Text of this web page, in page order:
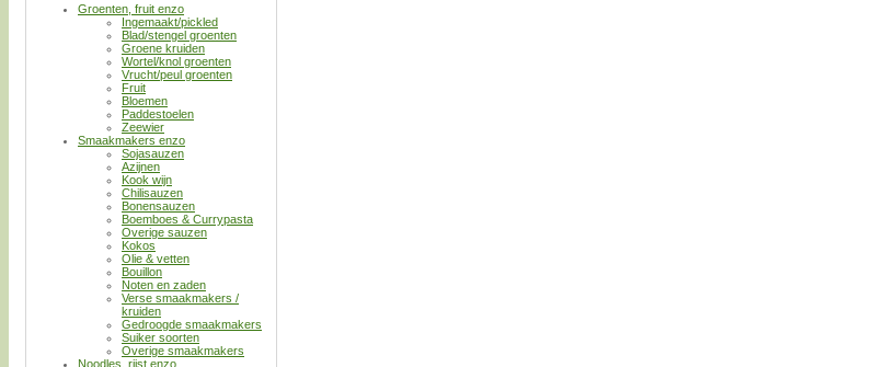
Groenten, fruit enzo
Ingemaakt/pickled
Blad/stengel groenten
Groene kruiden
Wortel/knol groenten
Vrucht/peul groenten
Fruit
Bloemen
Paddestoelen
Zeewier
Smaakmakers enzo
Sojasauzen
Azijnen
Kook wijn
Chilisauzen
Bonensauzen
Boemboes & Currypasta
Overige sauzen
Kokos
Olie & vetten
Bouillon
Noten en zaden
Verse smaakmakers /
kruiden
Gedroogde smaakmakers
Suiker soorten
Overige smaakmakers
Noodles, rijst enzo